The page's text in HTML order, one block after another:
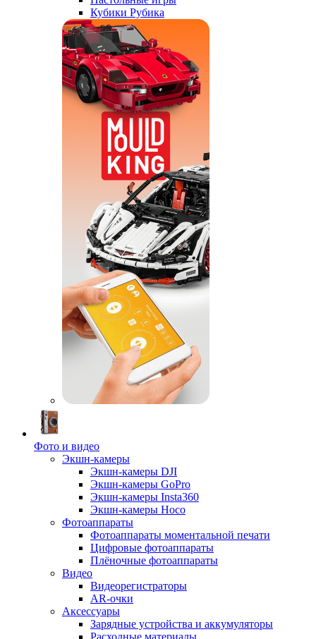
Кубики Рубика
Фото и видео
Экшн-камеры
Экшн-камеры DJI
Экшн-камеры GoPro
Экшн-камеры Insta360
Экшн-камеры Hoco
Фотоаппараты
Фотоаппараты моментальной печати
Цифровые фотоаппараты
Плёночные фотоаппараты
Видео
Видеорегистраторы
AR-очки
Аксессуары
Зарядные устройства и аккумуляторы
Расходные материалы